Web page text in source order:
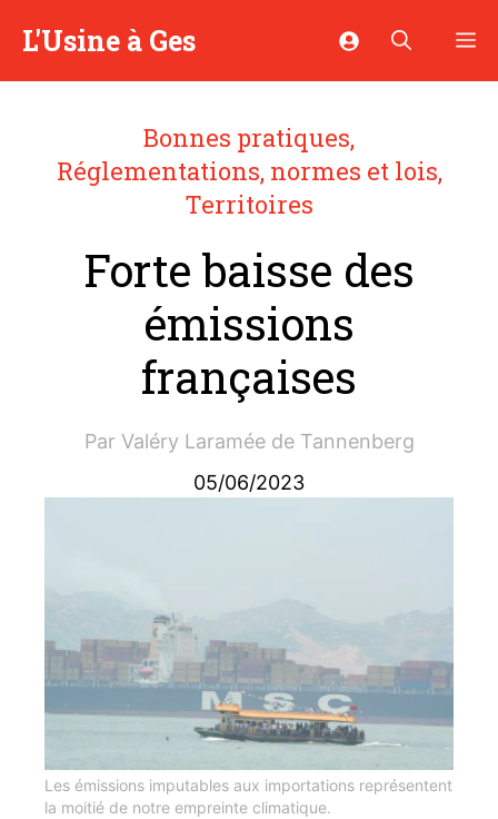
L'Usine à Ges
Bonnes pratiques,
Réglementations, normes et lois,
Territoires
Forte baisse des
émissions
françaises
Par Valéry Laramée de Tannenberg
05/06/2023
Les émissions imputables aux importations représentent
la moitié de notre empreinte climatique.